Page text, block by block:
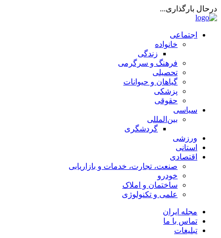
درحال بارگذاری...
اجتماعی
خانواده
زندگی
فرهنگ و سرگرمی
تحصیلی
گیاهان و حیوانات
پزشکی
حقوقی
سیاسی
بین‌المللی
گردشگری
ورزشی
استانی
اقتصادی
صنعت، تجارت، خدمات و بازاریابی
خودرو
ساختمان و املاک
علمی و تکنولوژی
مجله ایران
تماس با ما
تبلیغات